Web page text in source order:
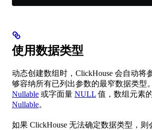
使用数据类型
动态创建数组时，ClickHouse 会自动将
够容纳所有已列出参数的最窄数据类型
Nullable 或字面量 NULL 值，数组元素
Nullable。
如果 ClickHouse 无法确定数据类型，则